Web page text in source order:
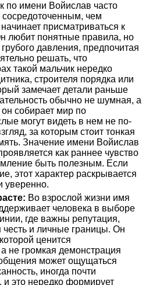
по имени Войислав часто
сосредоточенным, чем
присматриваться к
любит понятные правила, но
давления, предпочитая
решать, что
такой мальчик нередко
строителя порядка или
замечает детали раньше
обычно не шумная, а
собирает мир по
могут видеть в нем не по-
за которым стоит тонкая
Значение имени Войислав
как раннее чувство
быть полезным. Если
этот характер раскрывается
уверенно.
Во взрослой жизни имя
человека в выборе
где важны репутация,
и личные границы. Он
ценится
не громкая демонстрация
может ощущаться
иногда почти
и это нередко формирует